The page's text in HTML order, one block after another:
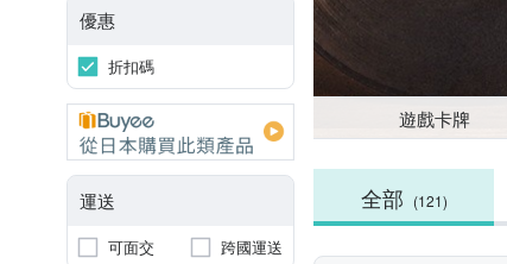
優惠
折扣碼
運送
可面交 跨國運送
遊戲卡牌
全部 (121)